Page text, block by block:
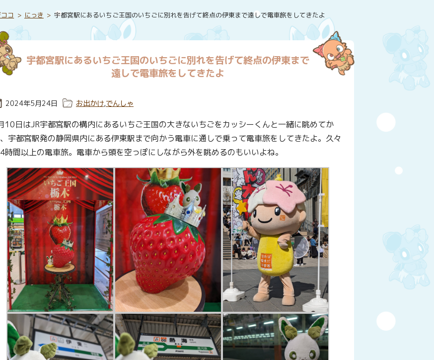
コ にっき 宇都宮駅にあるいちご王国のいちごに別れを告げて終点の伊東まで遠しで電車旅をしてきたよ
宇都宮駅にあるいちご王国のいちごに別れを告げて終点の伊東まで
遠しで電車旅をしてきたよ
投稿日:
2024年5月24日 カテゴリー:
お出かけ,でんしゃ
10日はJR宇都宮駅の構内にあるいちご王国の大きないちごをカッシーくんと一緒に眺めてか
宇都宮駅発の静岡県内にある伊東駅まで向かう電車に通しで乗って電車旅をしてきたよ。久々
時間以上の電車旅。電車から頭を空っぽにしながら外を眺めるのもいいよね。